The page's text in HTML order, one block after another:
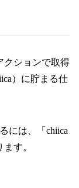
クションで取得
）に貯まる仕
には、「chiica
す。